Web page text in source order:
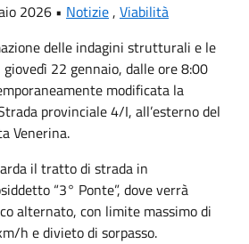
2026 • Notizie, Viabilità
delle indagini strutturali e le
22 gennaio, dalle ore 8:00
modificata la
provinciale 4/I, all’esterno del
Venerina.
il tratto di strada in
“3° Ponte”, dove verrà
alternato, con limite massimo di
h e divieto di sorpasso.